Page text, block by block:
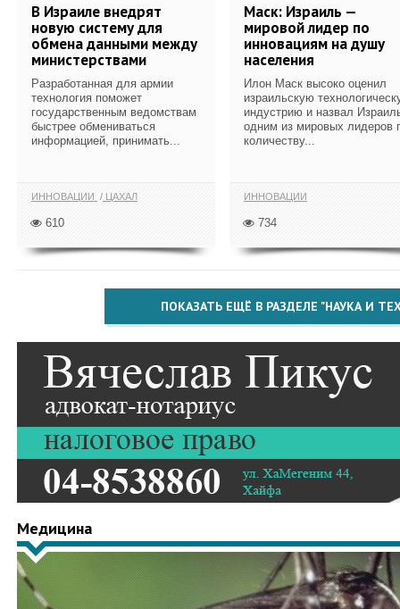
В Израиле внедрят
новую систему для
обмена данными между
министерствами
Разработанная для армии
технология поможет
государственным ведомствам
быстрее обмениваться
информацией, принимать...
ИННОВАЦИИ ЦАХАЛ
610
Маск: Израиль —
мировой лидер по
инновациям на душу
населения
Илон Маск высоко оценил
израильскую
индустрию и назвал
одним из мировых лидеров
количеству...
ИННОВАЦИИ
734
ПОКАЗАТЬ ЕЩЁ В РАЗДЕЛЕ "НАУКА И
Медицина